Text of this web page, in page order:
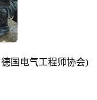
国电气工程师协会)